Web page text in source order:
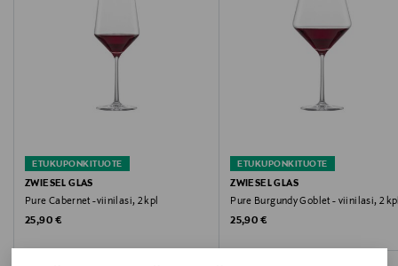
Hoito-ohjeet
Kestää konepesun
Koko
710 ml
Valmistusmaa
ETUKUPONKITUOTE
ZWIESEL GLAS
Pure Cabernet -viinilasi, 2 kpl
Original Price
25,90 €
ETUKUPONKITUOTE
ZWIESEL GLAS
Pure Burgundy Goblet - viinilasi, 2
Original Price
25,90 €